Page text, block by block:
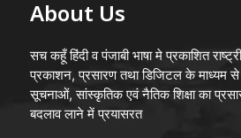
About Us
सच कहूँ हिंदी व पंजाबी भाषा मे प्रकाशित
प्रकाशन, प्रसारण तथा डिजिटल के माध्यम से
सूचनाओं, सांस्कृतिक एवं नैतिक शिक्षा का
बदलाव लाने में प्रयासरत